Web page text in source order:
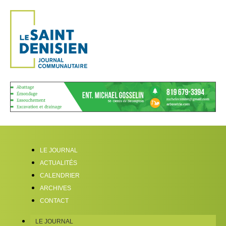
LE JOURNAL
ACTUALITÉS
CALENDRIER
ARCHIVES
CONTACT
LE JOURNAL